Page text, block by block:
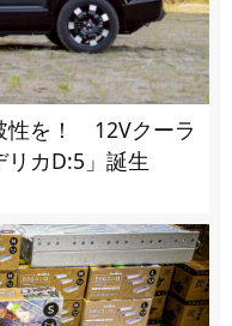
性を！ 12Vクーラ
カD:5」誕生